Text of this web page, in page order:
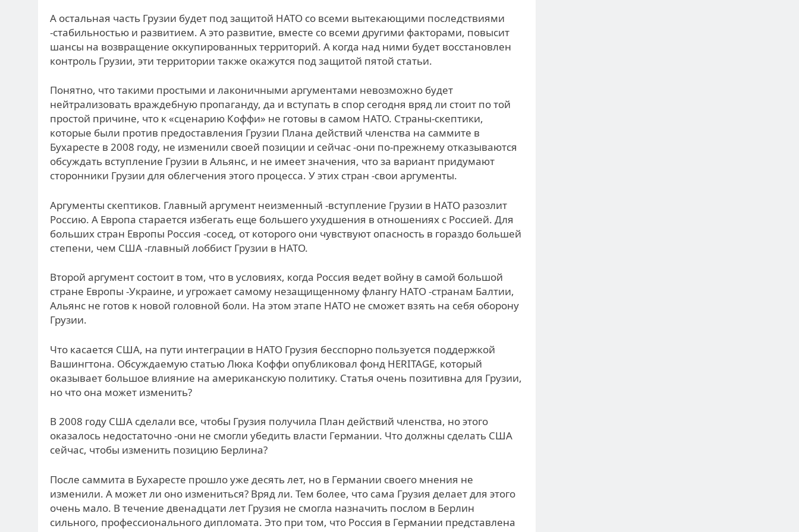
А остальная часть Грузии будет под защитой НАТО со всеми вытекающими последствиями
-стабильностью и развитием. А это развитие, вместе со всеми другими факторами, повысит
шансы на возвращение оккупированных территорий. А когда над ними будет восстановлен
контроль Грузии, эти территории также окажутся под защитой пятой статьи.
Понятно, что такими простыми и лаконичными аргументами невозможно будет
нейтрализовать враждебную пропаганду, да и вступать в спор сегодня вряд ли стоит по той
простой причине, что к «сценарию Коффи» не готовы в самом НАТО. Страны-скептики,
которые были против предоставления Грузии Плана действий членства на саммите в
Бухаресте в 2008 году, не изменили своей позиции и сейчас -они по-прежнему отказываются
обсуждать вступление Грузии в Альянс, и не имеет значения, что за вариант придумают
сторонники Грузии для облегчения этого процесса. У этих стран -свои аргументы.
Аргументы скептиков. Главный аргумент неизменный -вступление Грузии в НАТО разозлит
Россию. А Европа старается избегать еще большего ухудшения в отношениях с Россией. Для
больших стран Европы Россия -сосед, от которого они чувствуют опасность в гораздо большей
степени, чем США -главный лоббист Грузии в НАТО.
Второй аргумент состоит в том, что в условиях, когда Россия ведет войну в самой большой
стране Европы -Украине, и угрожает самому незащищенному флангу НАТО -странам Балтии,
Альянс не готов к новой головной боли. На этом этапе НАТО не сможет взять на себя оборону
Грузии.
Что касается США, на пути интеграции в НАТО Грузия бесспорно пользуется поддержкой
Вашингтона. Обсуждаемую статью Люка Коффи опубликовал фонд HERITAGE, который
оказывает большое влияние на американскую политику. Статья очень позитивна для Грузии,
но что она может изменить?
В 2008 году США сделали все, чтобы Грузия получила План действий членства, но этого
оказалось недостаточно -они не смогли убедить власти Германии. Что должны сделать США
сейчас, чтобы изменить позицию Берлина?
После саммита в Бухаресте прошло уже десять лет, но в Германии своего мнения не
изменили. А может ли оно измениться? Вряд ли. Тем более, что сама Грузия делает для этого
очень мало. В течение двенадцати лет Грузия не смогла назначить послом в Берлин
сильного, профессионального дипломата. Это при том, что Россия в Германии представлена